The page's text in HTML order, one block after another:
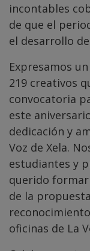
incontables
de que el
el desarrollo
Expresamos
219 creativos
convocatoria
este
dedicación y
Voz de Xela.
estudiantes y
querido
de la
oficinas de La